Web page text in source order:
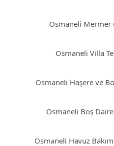
Osmaneli Mermer
Osmaneli Villa
Osmaneli Haşere ve
Osmaneli Boş
Osmaneli Havuz